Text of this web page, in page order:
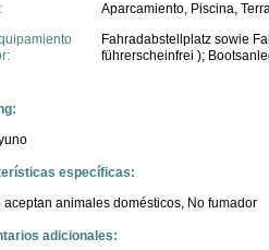
Aparcamiento, Piscina,
Fahradabstellplatz sowie
führerscheinfrei );
específicas:
aceptan animales domésticos, No fumador
adicionales: